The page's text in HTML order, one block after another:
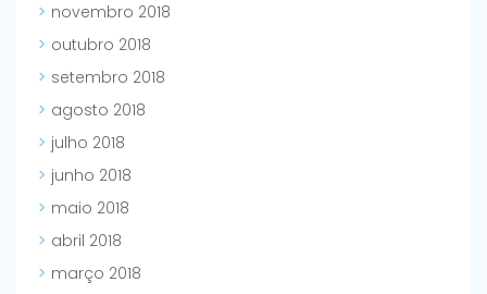
novembro 2018
outubro 2018
setembro 2018
agosto 2018
julho 2018
junho 2018
maio 2018
abril 2018
março 2018